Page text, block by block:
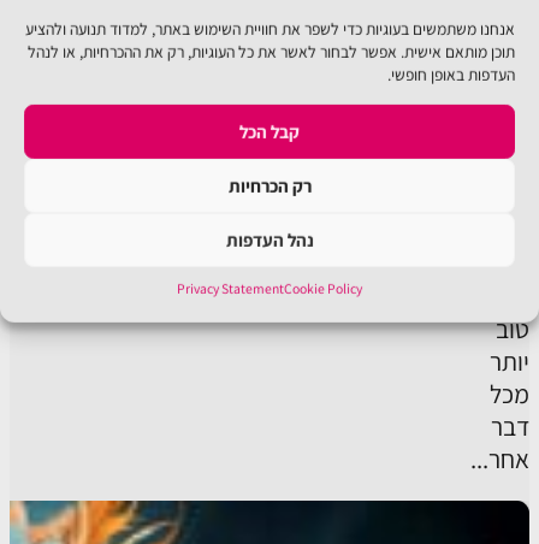
אנחנו משתמשים בעוגיות כדי לשפר את חוויית השימוש באתר, למדוד תנועה ולהציע
תוכן מותאם אישית. אפשר לבחור לאשר את כל העוגיות, רק את ההכרחיות, או לנהל
העדפות באופן חופשי.
קבל הכל
רק הכרחיות
נהל העדפות
Cookie Policy
Privacy Statement
מי
שמוכר
מומחיות
כי
טוב
יותר
מכל
דבר
אחר...